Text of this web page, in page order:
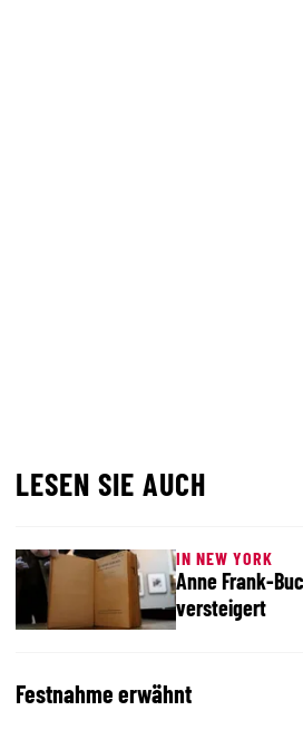
LESEN SIE AUCH
IN NEW YORK
Anne Frank-
versteigert
Festnahme erwähnt